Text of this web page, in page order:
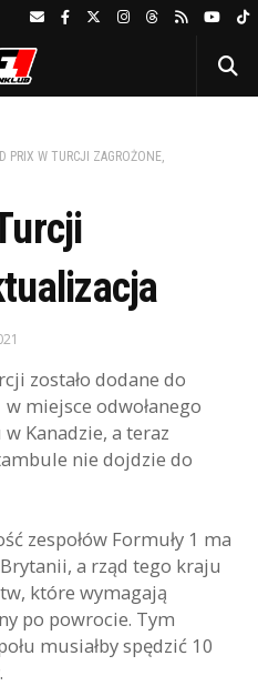
PRIX W TURCJI ZAGROŻONE,
zostało dodane do
miejsce odwołanego
Kanadzie, a teraz
nie dojdzie do
zespołów Formuły 1 ma
a rząd tego kraju
które wymagają
po powrocie. Tym
musiałby spędzić 10